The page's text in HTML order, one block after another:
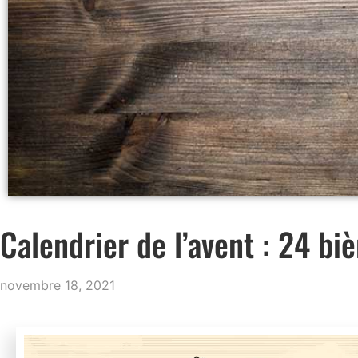
Calendrier de l’avent : 24
novembre 18, 2021